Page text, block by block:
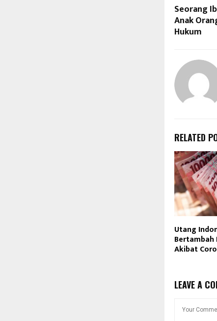
Seorang
Anak
Hukum
RELATED
Utang
Bertambah
Akibat
LEAVE A